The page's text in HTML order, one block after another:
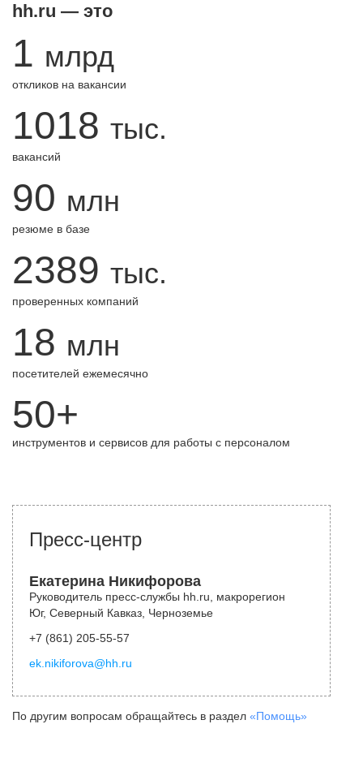
hh.ru — это
1 млрд
откликов на вакансии
1018 тыс.
вакансий
90 млн
резюме в базе
2389 тыс.
проверенных компаний
18 млн
посетителей ежемесячно
50+
инструментов и сервисов для работы с персоналом
Пресс-центр
Екатерина Никифорова
Руководитель пресс-службы hh.ru, макрорегион
Юг, Северный Кавказ, Черноземье
+7 (861) 205-55-57
ek.nikiforova@hh.ru
По другим вопросам обращайтесь в раздел «Помощь»